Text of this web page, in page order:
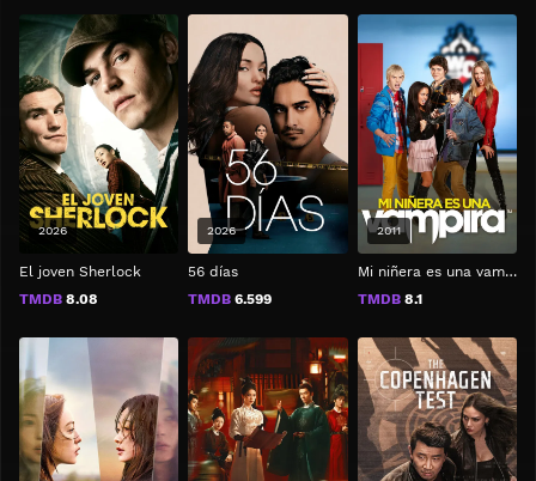
El joven Sherlock
TMDB 8.08
2026
56 días
TMDB 6.599
2026
Mi niñera es una vampira
TMDB8.1
2011